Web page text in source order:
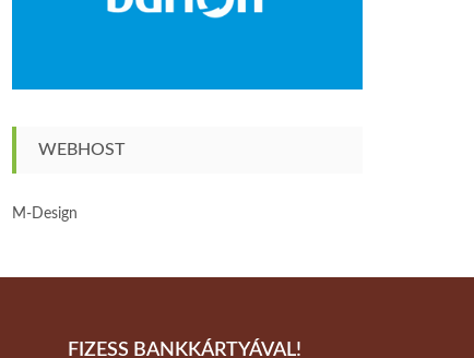
WEBHOST
M-Design
FIZESS BANKKÁRTYÁVAL!